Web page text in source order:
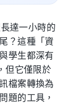
達一小時的
？這種「資
學生都深有
但它僅限於
檔案轉換為
題的工具，